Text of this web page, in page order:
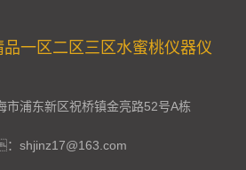
品一区二区三区水蜜桃仪器仪
浦东新区祝桥镇金亮路52号A栋